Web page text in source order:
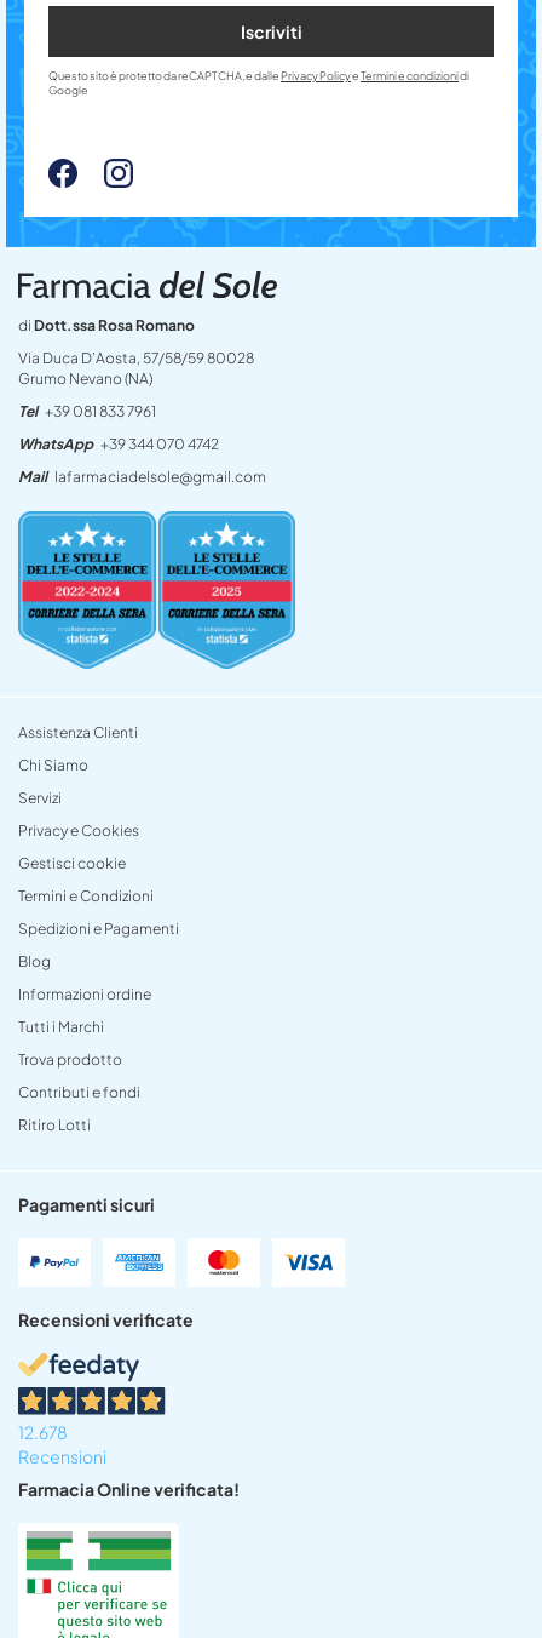
di Dott.ssa Rosa Romano
Via Duca D’Aosta, 57/58/59 80028
Grumo Nevano (NA)
Tel +39 081 833 7961
WhatsApp +39 344 070 4742
Mail lafarmaciadelsole@gmail.com
Assistenza Clienti
Chi Siamo
Servizi
Privacy e Cookies
Gestisci cookie
Termini e Condizioni
Spedizioni e Pagamenti
Blog
Informazioni ordine
Tutti i Marchi
Trova prodotto
Contributi e fondi
Ritiro Lotti
Pagamenti sicuri
Recensioni verificate
12.678
Recensioni
Farmacia Online verificata!
Iscriviti
Questo sito è protetto da reCAPTCHA, e dallePrivacy PolicyeTermini e condizionidi
Google